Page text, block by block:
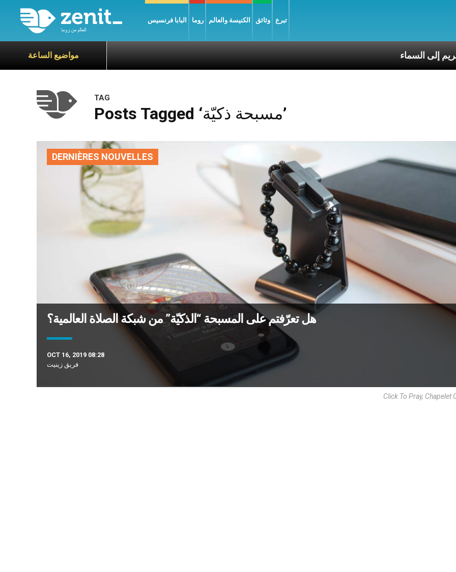
البابا فرنسيس روما الكنيسة والعالم وثائق تبرع
مواضيع الساعة العذراء مريم إلى السماء
TAG
Posts Tagged ‘مسبحة ذكيّة’
DERNIÈRES NOUVELLES
هل تعرّفتم على المسبحة “الذكيّة” من شبكة الصلاة العالمية؟
OCT 16, 2019 08:28
فريق زينيت
Click To Pray, Chapelet